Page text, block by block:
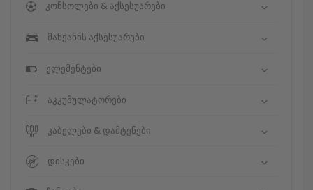
კონსოლები & აქსესუარები
მანქანის აქსესუარები
ელემენტები
აკკუმულატორები
კაბელები & დამტენები
დისკები